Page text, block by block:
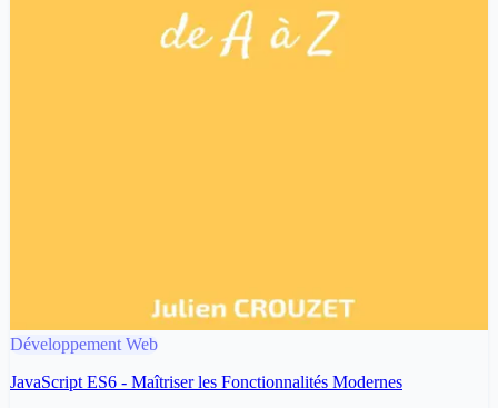
Développement Web
JavaScript ES6 - Maîtriser les Fonctionnalités Modernes